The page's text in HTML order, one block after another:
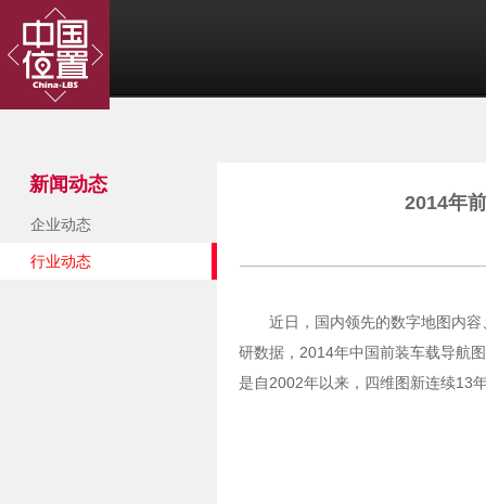
新闻动态
企业动态
行业动态
2014年
近日，国内领先的数字地图内
研数据，2014年中国前装车载导航
是自2002年以来，四维图新连续13